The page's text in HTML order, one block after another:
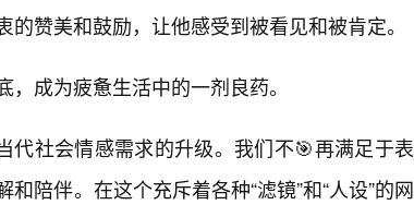
赞美和鼓励，让他感受到被看见和被肯定。
成为疲惫生活中的一剂良药。
代社会情感需求的升级。我们不🎯再满足于表
陪伴。在这个充斥着各种“滤镜”和“人设”的网